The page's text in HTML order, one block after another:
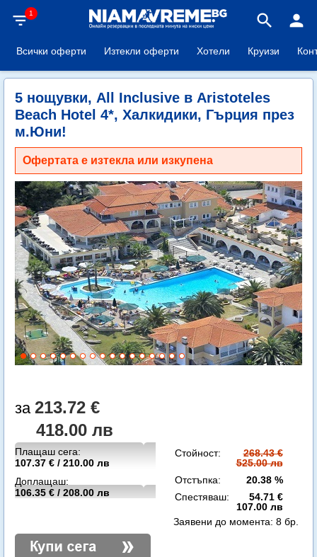
filter_list1 search person
Всички оферти Изтекли оферти Хотели Круизи
5 нощувки, All Inclusive в Aristoteles
Beach Hotel 4*, Халкидики, Гърция през
м.Юни!
Офертата е изтекла или изкупена
213.72 €
418.00 лв
Плащаш сега:
107.37 € / 210.00 лв
Доплащаш:
106.35 € / 208.00 лв
Стойност:
268.43 €
525.00 лв
Отстъпка:
20.38 %
Спестяваш:
54.71 €
107.00 лв
Заявени до момента: 8 бр.